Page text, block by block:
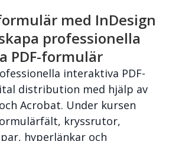
med InDesign
professionella
PDF-formulär
interaktiva PDF-
distribution med hjälp av
Acrobat. Under kursen
kryssrutor,
hyperlänkar och